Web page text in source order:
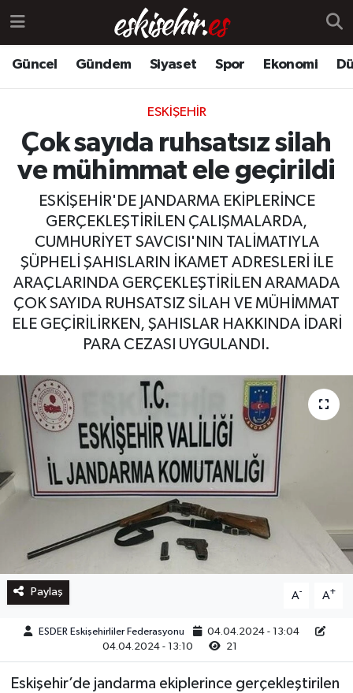
Güncel Gündem Siyaset Spor Ekonomi
ESKIŞEHIR
Çok sayıda ruhsatsız silah
ve mühimmat ele geçirildi
ESKİŞEHİR'DE JANDARMA EKİPLERİNCE
GERÇEKLEŞTİRİLEN ÇALIŞMALARDA,
CUMHURİYET SAVCISI'NIN TALİMATIYLA
ŞÜPHELİ ŞAHISLARIN İKAMET ADRESLERİ İLE
ARAÇLARINDA GERÇEKLEŞTİRİLEN ARAMADA
ÇOK SAYIDA RUHSATSIZ SİLAH VE MÜHİMMAT
ELE GEÇİRİLİRKEN, ŞAHISLAR HAKKINDA İDARİ
PARA CEZASI UYGULANDI.
Paylaş A- A+
ESDER Eskişehirliler Federasyonu
04.04.2024 - 13:04
04.04.2024 - 13:10
21
Eskişehir’de jandarma ekiplerince gerçekleştirilen